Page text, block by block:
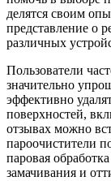
делятся своим
представление о
различных
Пользователи
значительно
эффективно
поверхностей,
отзывах можно
пароочистители
паровая
замачивания и